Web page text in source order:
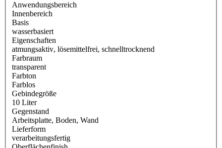
Anwendungsbereich
Innenbereich
Basis
wasserbasiert
Eigenschaften
atmungsaktiv, lösemittelfrei, schnelltrocknend
Farbraum
transparent
Farbton
Farblos
Gebindegröße
10 Liter
Gegenstand
Arbeitsplatte, Boden, Wand
Lieferform
verarbeitungsfertig